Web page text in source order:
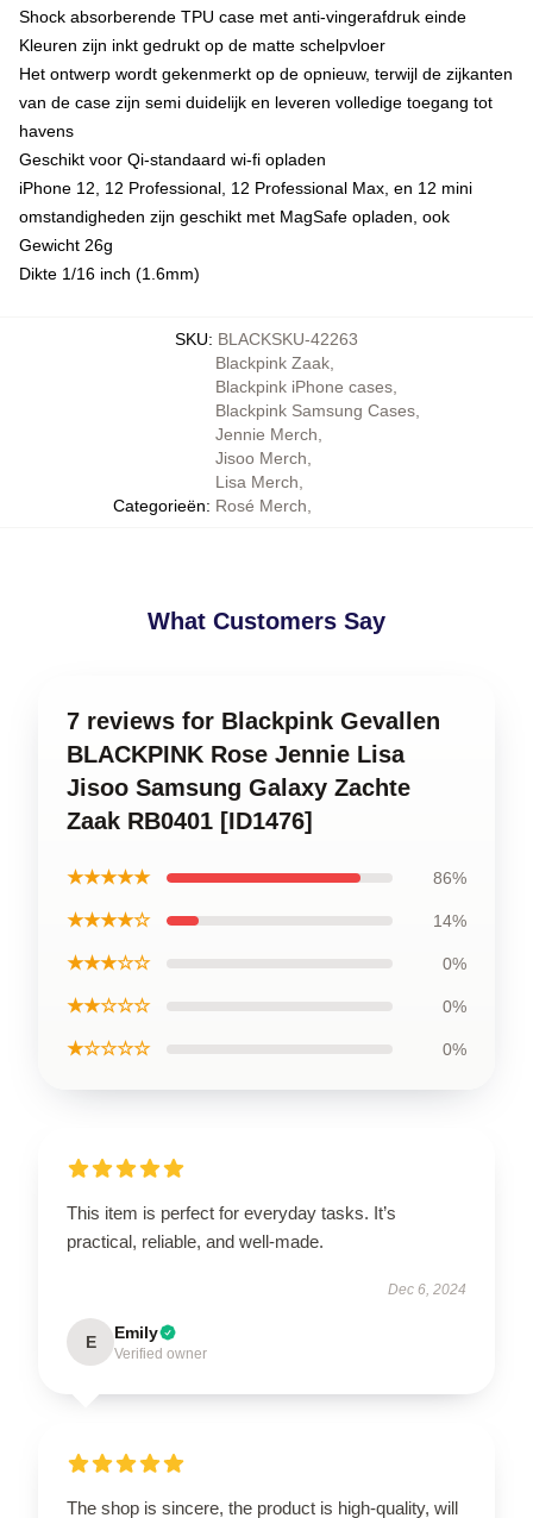
Shock absorberende TPU case met anti-vingerafdruk einde
Kleuren zijn inkt gedrukt op de matte schelpvloer
Het ontwerp wordt gekenmerkt op de opnieuw, terwijl de zijkanten
van de case zijn semi duidelijk en leveren volledige toegang tot
havens
Geschikt voor Qi-standaard wi-fi opladen
iPhone 12, 12 Professional, 12 Professional Max, en 12 mini
omstandigheden zijn geschikt met MagSafe opladen, ook
Gewicht 26g
Dikte 1/16 inch (1.6mm)
SKU: BLACKSKU-42263
Categorieën:
Blackpink Zaak
Blackpink iPhone cases
Blackpink Samsung Cases
Jennie Merch
Jisoo Merch
Lisa Merch
Rosé Merch
What Customers Say
7 reviews for Blackpink Gevallen
BLACKPINK Rose Jennie Lisa
Jisoo Samsung Galaxy Zachte
Zaak RB0401 [ID1476]
★★★★★ 86%
★★★★☆ 14%
★★★☆☆ 0%
★★☆☆☆ 0%
★☆☆☆☆ 0%
This item is perfect for everyday tasks. It’s
practical, reliable, and well-made.
Dec 6, 2024
E Emily
Verified owner
The shop is sincere, the product is high-quality, will